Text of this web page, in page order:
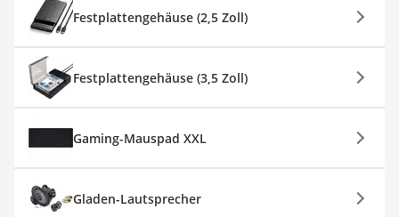
Festplattengehäuse (2,5 Zoll)
Festplattengehäuse (3,5 Zoll)
Gaming-Mauspad XXL
Gladen-Lautsprecher